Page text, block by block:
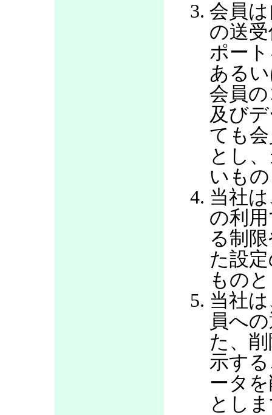
会員
の送
ポー
ある
会員
及び
ても
とし
いも
当社
の利
る制
た設
もの
当社
員へ
た、
示す
ータ
とし